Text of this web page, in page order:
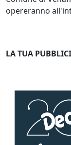
opereranno
LA TUA